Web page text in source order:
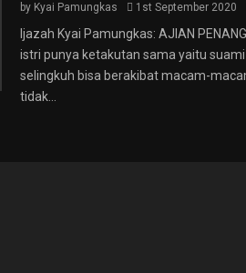
by Kyai Pamungkas 1st September 2020
Ijazah Kyai Pamungkas: AJIAN
istri punya ketakutan sama yaitu
selingkuh bisa berakibat macam-
tidak...